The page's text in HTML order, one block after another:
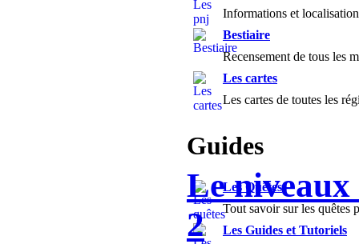
Informations et
Bestiaire
Recensement de tous les
Les cartes
Les cartes de toutes les
Guides
Les Quêtes
Tout savoir sur les quêtes
Les Guides et Tutoriels
Le
2